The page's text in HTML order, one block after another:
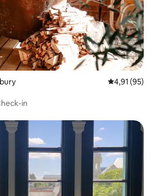
Nilai rata-rata
4,91 (95)
in